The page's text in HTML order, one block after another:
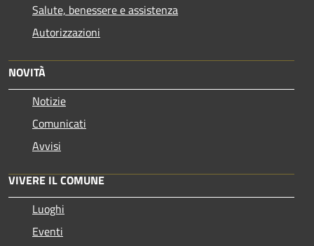
Salute, benessere e assistenza
Autorizzazioni
NOVITÀ
Notizie
Comunicati
Avvisi
VIVERE IL COMUNE
Luoghi
Eventi